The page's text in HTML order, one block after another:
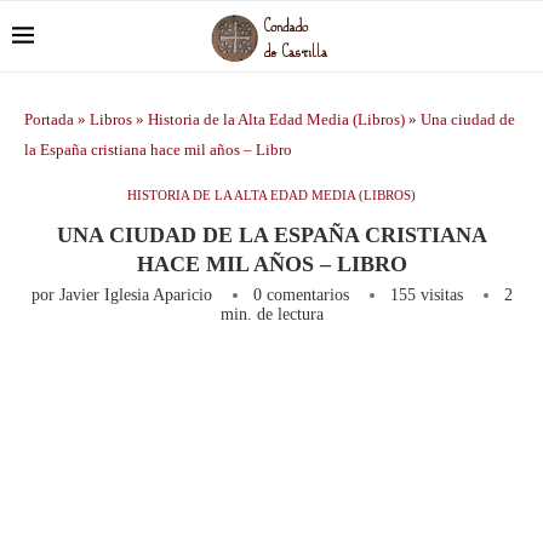
Portada » Libros » Historia de la Alta Edad Media (Libros) » Una ciudad de
la España cristiana hace mil años – Libro
HISTORIA DE LA ALTA EDAD MEDIA (LIBROS)
UNA CIUDAD DE LA ESPAÑA CRISTIANA
HACE MIL AÑOS – LIBRO
por Javier Iglesia Aparicio 0 comentarios 155visitas
2
min. de lectura